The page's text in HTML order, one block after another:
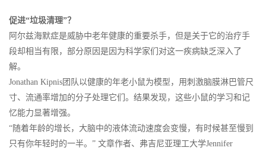
促进“垃圾清理”？
阿尔兹海默症是威胁中老年健康的重要杀手，但是关于它的治疗手
段却相当有限，部分原因是因为科学家们对这一疾病缺乏深入了
解。
Jonathan Kipnis团队以健康的年老小鼠为模型，用刺激脑膜淋巴管尺
寸、流通率增加的分子处理它们。结果发现，这些小鼠的学习和记
忆能力显著增强。
“随着年龄的增长，大脑中的液体流动速度会变慢，有时候甚至慢到
只有你年轻时的一半。” 文章作者、弗吉尼亚理工大学Jennifer